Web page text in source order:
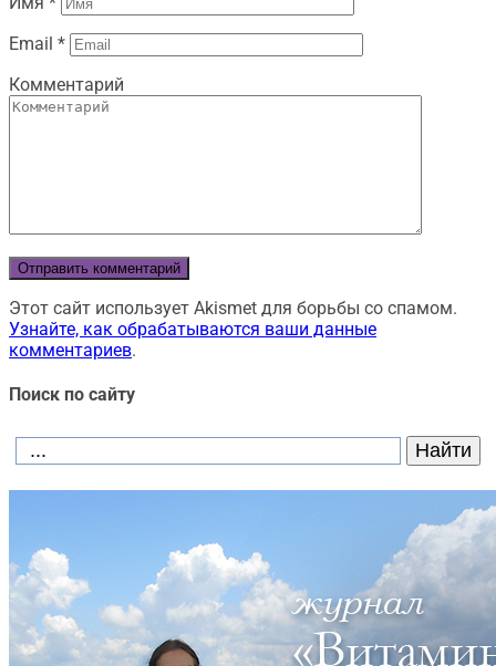
Email *
Комментарий
Этот сайт использует Akismet для борьбы со спамом.
Узнайте, как обрабатываются ваши данные
комментариев.
Поиск по сайту